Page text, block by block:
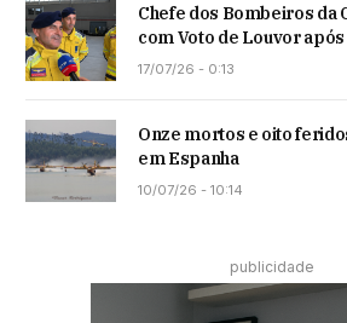
Chefe dos Bombeiros da
com Voto de Louvor
17/07/26 - 0:13
Onze mortos e oito
em Espanha
10/07/26 - 10:14
publicidade